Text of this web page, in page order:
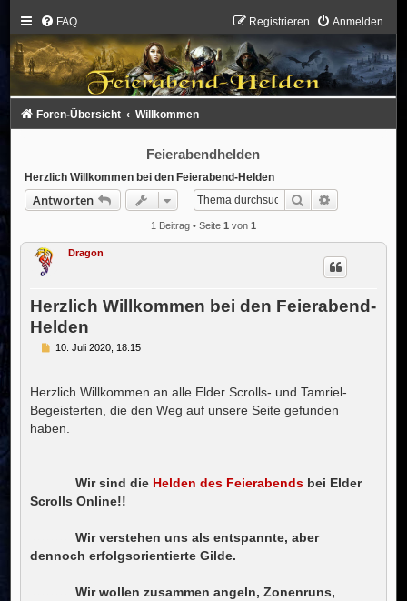
FAQ Anmelden
Registrieren
Foren-Übersicht Willkommen
Feierabendhelden
Herzlich Willkommen bei den Feierabend-Helden
Antworten Suche
1 Beitrag • Seite 1 von 1
Dragon
Herzlich Willkommen bei den Feierabend-
Helden
B
r
a
g
10. Juli 2020, 18:15
Herzlich Willkommen an alle Elder Scrolls- und Tamriel-
Begeisterten, die den Weg auf unsere Seite gefunden
haben.
Wir sind die Helden des Feierabendsbei Elder
Scrolls Online!!
Wir verstehen uns als entspannte, aber
dennoch erfolgsorientierte Gilde.
Wir wollen zusammen angeln, Zonenruns,